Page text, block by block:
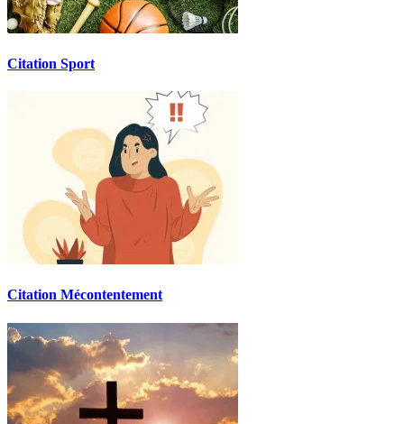
Citation Sport
Citation Mécontentement